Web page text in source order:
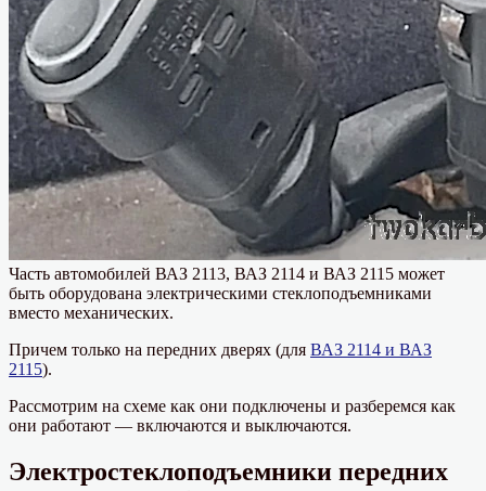
Часть автомобилей ВАЗ 2113, ВАЗ 2114 и ВАЗ 2115 может
быть оборудована электрическими стеклоподъемниками
вместо механических.
Причем только на передних дверях (для ВАЗ 2114 и ВАЗ
2115).
Рассмотрим на схеме как они подключены и разберемся как
они работают — включаются и выключаются.
Электростеклоподъемники передних